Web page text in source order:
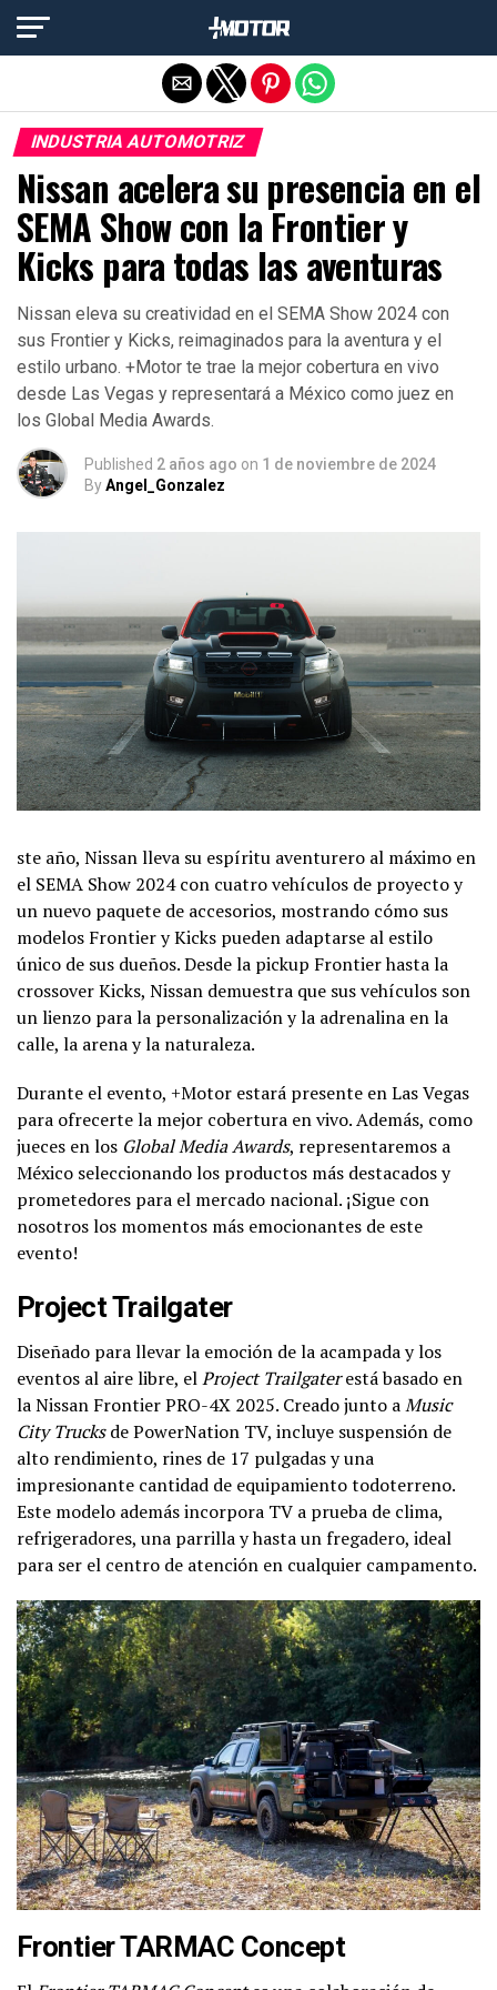
INDUSTRIA AUTOMOTRIZ
Nissan acelera su presencia en el
SEMA Show con la Frontier y
Kicks para todas las aventuras
Nissan eleva su creatividad en el SEMA Show 2024 con
sus Frontier y Kicks, reimaginados para la aventura y el
estilo urbano. +Motor te trae la mejor cobertura en vivo
desde Las Vegas y representará a México como juez en
los Global Media Awards.
Published 2 años ago on 1 de noviembre de 2024
ByAngel_Gonzalez
ste año, Nissan lleva su espíritu aventurero al máximo en
el SEMA Show 2024 con cuatro vehículos de proyecto y
un nuevo paquete de accesorios, mostrando cómo sus
modelos Frontier y Kicks pueden adaptarse al estilo
único de sus dueños. Desde la pickup Frontier hasta la
crossover Kicks, Nissan demuestra que sus vehículos son
un lienzo para la personalización y la adrenalina en la
calle, la arena y la naturaleza.
Durante el evento, +Motor estará presente en Las Vegas
para ofrecerte la mejor cobertura en vivo. Además, como
jueces en los Global Media Awards, representaremos a
México seleccionando los productos más destacados y
prometedores para el mercado nacional. ¡Sigue con
nosotros los momentos más emocionantes de este
evento!
Project Trailgater
Diseñado para llevar la emoción de la acampada y los
eventos al aire libre, elProject Trailgaterestá basado en
la Nissan Frontier PRO-4X 2025. Creado junto aMusic
City Trucksde PowerNation TV, incluye suspensión de
alto rendimiento, rines de 17 pulgadas y una
impresionante cantidad de equipamiento todoterreno.
Este modelo además incorpora TV a prueba de clima,
refrigeradores, una parrilla y hasta un fregadero, ideal
para ser el centro de atención en cualquier campamento.
Frontier TARMAC Concept
Salir de la versión móvil